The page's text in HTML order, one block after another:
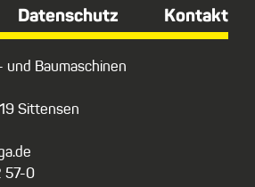
Datenschutz Kontakt
und Baumaschinen
Sittensen
57-0